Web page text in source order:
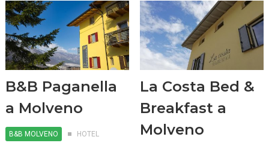
B&B Paganella
a Molveno
B&B MOLVENO HOTEL
La Costa Bed &
Breakfast a
Molveno